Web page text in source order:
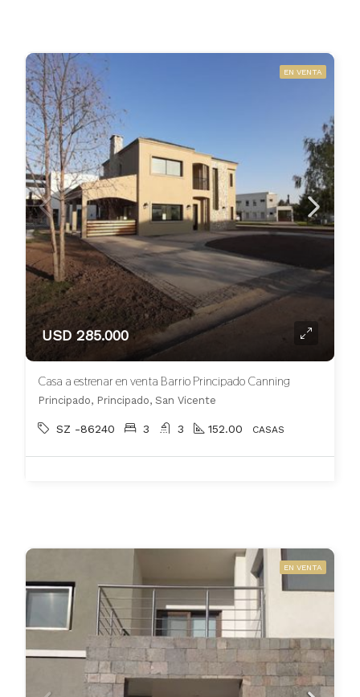
EN VENTA
USD 285.000
Casa a estrenar en venta Barrio Principado Canning
Principado, Principado, San Vicente
SZ -86240 3 3 152.00 CASAS
EN VENTA